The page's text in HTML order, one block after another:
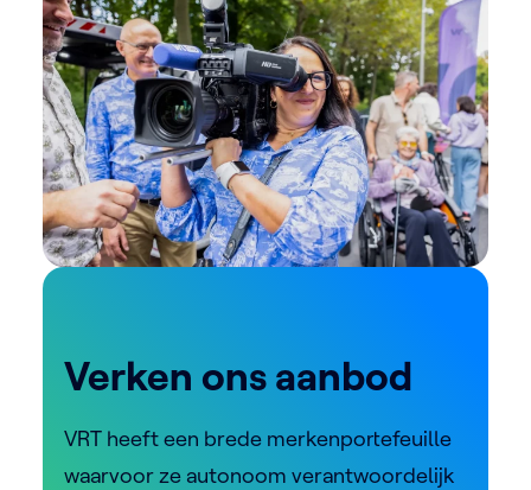
Verken ons aanbod
VRT heeft een brede merkenportefeuille
waarvoor ze autonoom verantwoordelijk